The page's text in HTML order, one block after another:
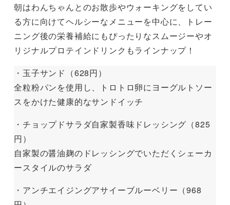
朝はわんちゃんとのお散歩やウォーキングをしてい
る方に向けてヘルシーなメニューを中心に、トレー
ニング後の栄養補給にもぴったりなスムージーやオ
リジナルプロテインドリンクもラインナップ！
・玉子サンド（628円）
全粒粉パンを使用し、トロトロ卵にヨーグルトソー
スをかけた健康的なサンドイッチ
・チョップドサラダ自家製香味ドレッシング（825
円）
自家製の醤油麹のドレッシングでいただくシェーカ
ースタイルのサラダ
・アンチエイジングアサイーブルーベリー（968